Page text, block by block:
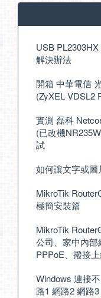
USB
解決辦法
開箱 中華電信
(ZyXEL VDSL2
實測 磊科
(已改機
試
如何讓文字或
MikroTik
極簡安裝篇
MikroTik
公司、家中內部
PPPoE、撥接
Windows 連接
路1 網路2 網路3